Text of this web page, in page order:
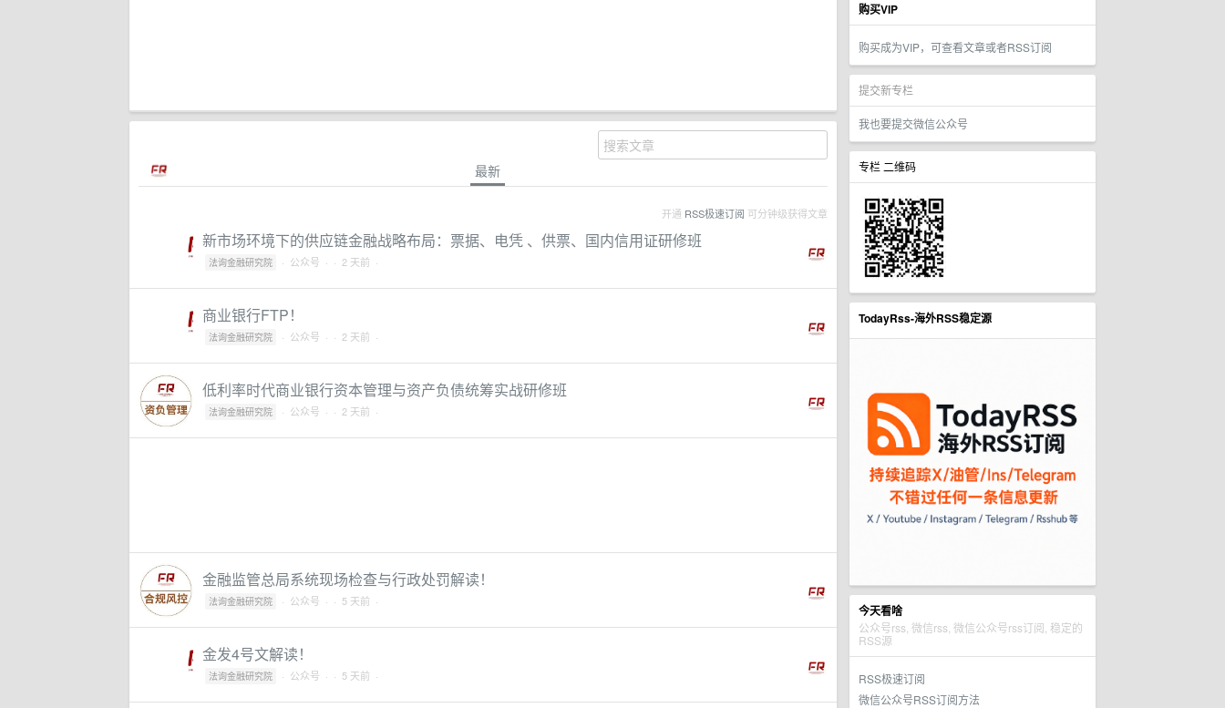
购买VIP
购买成为VIP，可查看文章或者RSS订阅
提交新专栏
我也要提交微信公众号
专栏 二维码
TodayRss-海外RSS稳定源
今天看啥
公众号rss, 微信rss, 微信公众号rss订阅, 稳定的
RSS源
RSS极速订阅
微信公众号RSS订阅方法
最新
开通 RSS极速订阅 可分钟级获得文章
新市场环境下的供应链金融战略布局：票据、电凭 、供票、国内信用证研修班
法询金融研究院 · 公众号 · · 2 天前 ·
商业银行FTP！
法询金融研究院 · 公众号 · · 2 天前 ·
低利率时代商业银行资本管理与资产负债统筹实战研修班
法询金融研究院 · 公众号 · · 2 天前 ·
金融监管总局系统现场检查与行政处罚解读！
法询金融研究院 · 公众号 · · 5 天前 ·
金发4号文解读！
法询金融研究院 · 公众号 · · 5 天前 ·